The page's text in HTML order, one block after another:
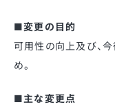
■変更の目的
可用性の向上及び、
め。
■主な変更点